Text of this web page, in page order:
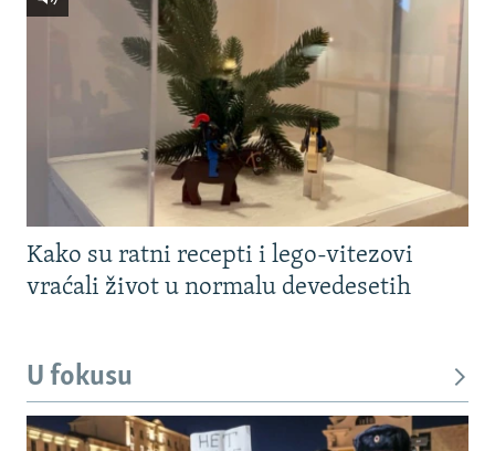
Kako su ratni recepti i lego-vitezovi
vraćali život u normalu devedesetih
U fokusu